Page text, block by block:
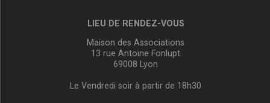
LIEU DE RENDEZ-VOUS
Maison des Associations
13 rue Antoine Fonlupt
69008 Lyon
Le Vendredi soir à partir de 18h30